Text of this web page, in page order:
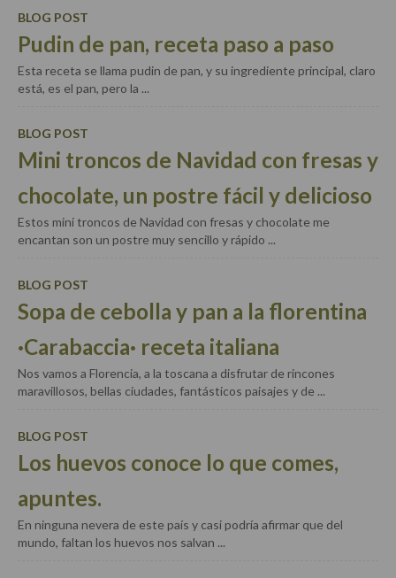
Origen y evolución de la comida
Protocolo y buenas maneras.
Ocio – restaurantes, bares, tabernas
Viajes eno-gastro-turísticos
En El Candelero
Las opiniones de la «Cocinera»
Prensa
Acompañamientos
Airfryer recetas
Aderezos, salsas, vinagretas, especias, hierbas
aromáticas o aditivos
Especias, mezclas de especias
Hierbas aromáticas
Aceites
Mojos y pastas
BLOG POST
Pudin de pan, receta paso a paso
Esta receta se llama pudin de pan, y su ingrediente principal, claro
está, es el pan, pero la ...
BLOG POST
Mini troncos de Navidad con fresas y
chocolate, un postre fácil y delicioso
Estos mini troncos de Navidad con fresas y chocolate me
encantan son un postre muy sencillo y rápido ...
BLOG POST
Sopa de cebolla y pan a la florentina
·Carabaccia· receta italiana
Nos vamos a Florencia, a la toscana a disfrutar de rincones
maravillosos, bellas ciudades, fantásticos paisajes y de ...
BLOG POST
Los huevos conoce lo que comes,
apuntes.
En ninguna nevera de este país y casi podría afirmar que del
mundo, faltan los huevos nos salvan ...